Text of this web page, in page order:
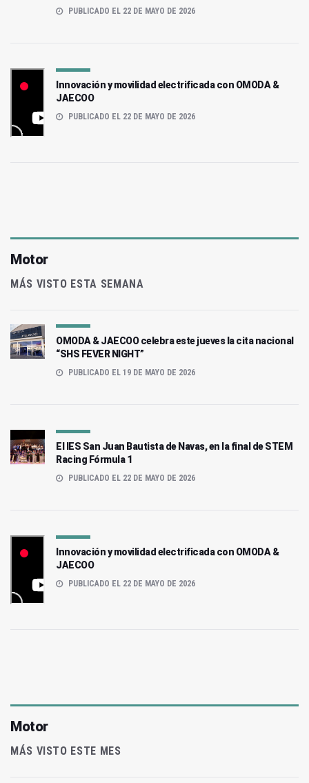
PUBLICADO EL 22 DE MAYO DE 2026
Innovación y movilidad electrificada con OMODA &
JAECOO
PUBLICADO EL 22 DE MAYO DE 2026
Motor
MÁS VISTO ESTA SEMANA
OMODA & JAECOO celebra este jueves la cita nacional
“SHS FEVER NIGHT”
PUBLICADO EL 19 DE MAYO DE 2026
El IES San Juan Bautista de Navas, en la final de STEM
Racing Fórmula 1
PUBLICADO EL 22 DE MAYO DE 2026
Innovación y movilidad electrificada con OMODA &
JAECOO
PUBLICADO EL 22 DE MAYO DE 2026
Motor
MÁS VISTO ESTE MES